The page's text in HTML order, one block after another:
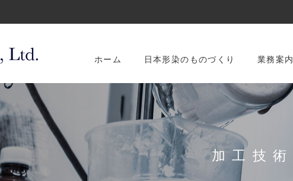
ホーム 日本形染のものづくり 業務案内
加工技術